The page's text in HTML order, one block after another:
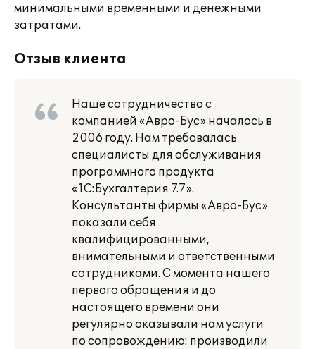
минимальными временными и денежными
затратами.
Отзыв клиента
Наше сотрудничество с
компанией «Авро-Бус» началось в
2006 году. Нам требовалась
специалисты для обслуживания
программного продукта
«1С:Бухгалтерия 7.7».
Консультанты фирмы «Авро-Бус»
показали себя
квалифицированными,
внимательными и ответственными
сотрудниками. С момента нашего
первого обращения и до
настоящего времени они
регулярно оказывали нам услуги
по сопровождению: производили